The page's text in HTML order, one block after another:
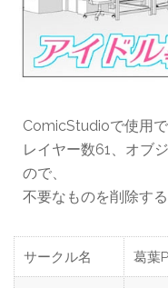
ComicStudioで使用で
レイヤー数61、オブ
ので、
不要なものを削除する
サークル名 葛葉P